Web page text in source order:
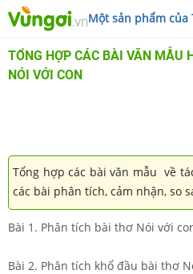
Một sản phẩm của
TỔNG HỢP CÁC BÀI VĂN MẪU
NÓI VỚI CON
Tổng hợp các bài văn mẫu về
các bài phân tích, cảm nhận, so
Bài 1. Phân tích bài thơ Nói với
Bài 2. Phân tích khổ đầu bài thơ